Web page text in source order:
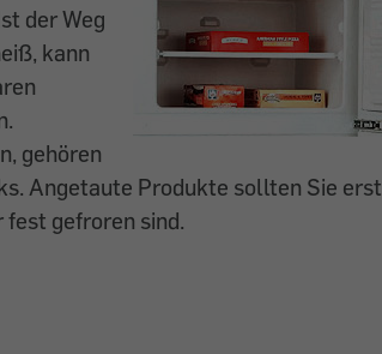
der Weg
kann
gehören
Angetaute Produkte sollten Sie erst
gefroren sind.